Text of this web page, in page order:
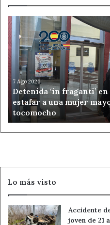
Detenida
‘in
fraganti’
en
León
cuando
intentaba
estafar
una
mujer
mayor
tocomocho
7 Ago 2026
Detenida ‘in fraganti’
estafar a una mujer
tocomocho
Lo más visto
Accidente
joven de 21